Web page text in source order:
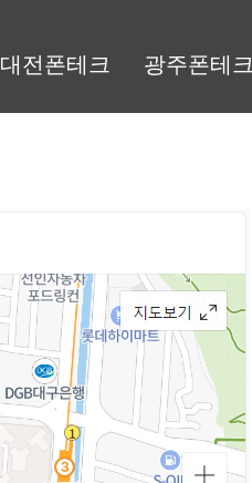
대전폰테크 광주폰테크